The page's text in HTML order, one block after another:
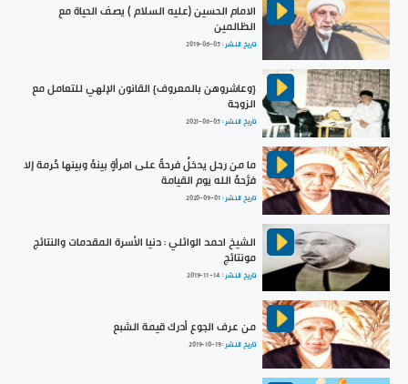
الامام الحسين (عليه السلام ) يصف الحياة مع
الظالمين
تاريخ النشر :2019-06-05
{وعاشروهن بالمعروف} القانون الإلهي للتعامل مع
الزوجة
تاريخ النشر :2021-06-05
ما من رجل يدخلُ فرحةً على امرأةٍ بينهُ وبينها حُرمة إلا
فرَّحهُ الله يوم القيامة
تاريخ النشر :2020-09-01
الشيخ احمد الوائلي : دنيا الأسرة المقدمات والنتائج
مونتائج
تاريخ النشر : 2019-11-14
من عرف الجوع أدرك قيمة الشبع
تاريخ النشر :2019-10-19